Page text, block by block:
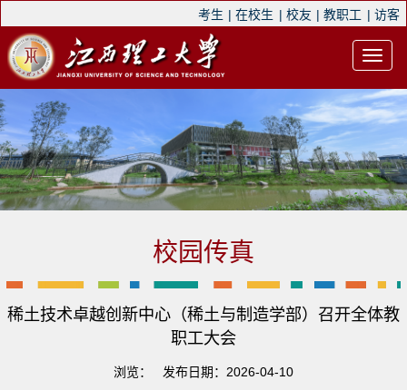
考生 | 在校生 | 校友 | 教职工 | 访客
校园传真
稀土技术卓越创新中心（稀土与制造学部）召开全体教
职工大会
浏览： 发布日期：2026-04-10